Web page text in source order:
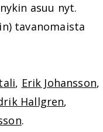
asuu nyt.
tavanomaista
, Erik Johansson,
Hallgren,
.